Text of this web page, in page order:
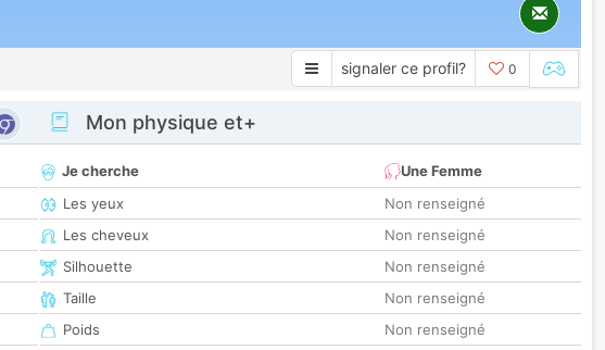
signaler ce profil? 0
Mon physique et+
Je cherche
Une Femme
Les yeux
Non renseigné
Les cheveux
Non renseigné
Silhouette
Non renseigné
Taille
Non renseigné
Poids
Non renseigné